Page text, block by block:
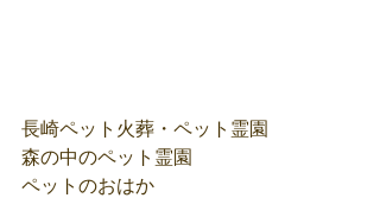
長崎ペット火葬・ペット霊園
森の中のペット霊園
ペットのおはか